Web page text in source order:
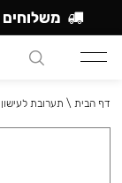
דף הבית \ תערובת לעישון
משלוחים